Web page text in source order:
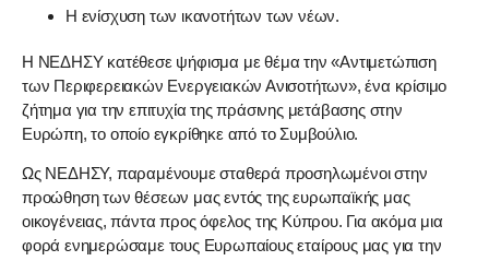
Η ενίσχυση των ικανοτήτων των νέων.
Η ΝΕΔΗΣΥ κατέθεσε ψήφισμα με θέμα την «Αντιμετώπιση
των Περιφερειακών Ενεργειακών Ανισοτήτων», ένα κρίσιμο
ζήτημα για την επιτυχία της πράσινης μετάβασης στην
Ευρώπη, το οποίο εγκρίθηκε από το Συμβούλιο.
Ως ΝΕΔΗΣΥ, παραμένουμε σταθερά προσηλωμένοι στην
προώθηση των θέσεων μας εντός της ευρωπαϊκής μας
οικογένειας, πάντα προς όφελος της Κύπρου. Για ακόμα μια
φορά ενημερώσαμε τους Ευρωπαίους εταίρους μας για την